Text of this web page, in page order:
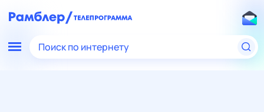
Поиск по интернету